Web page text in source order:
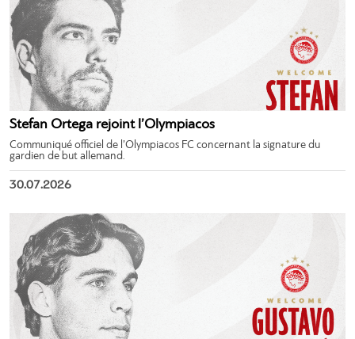
Stefan Ortega rejoint l’Olympiacos
Communiqué officiel de l’Olympiacos FC concernant la signature du
gardien de but allemand.
30.07.2026